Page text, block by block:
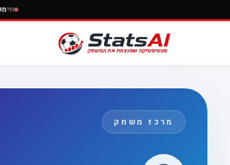
מרכז משחק